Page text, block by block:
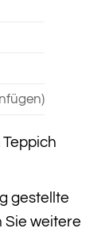
gestellte
Sie weitere